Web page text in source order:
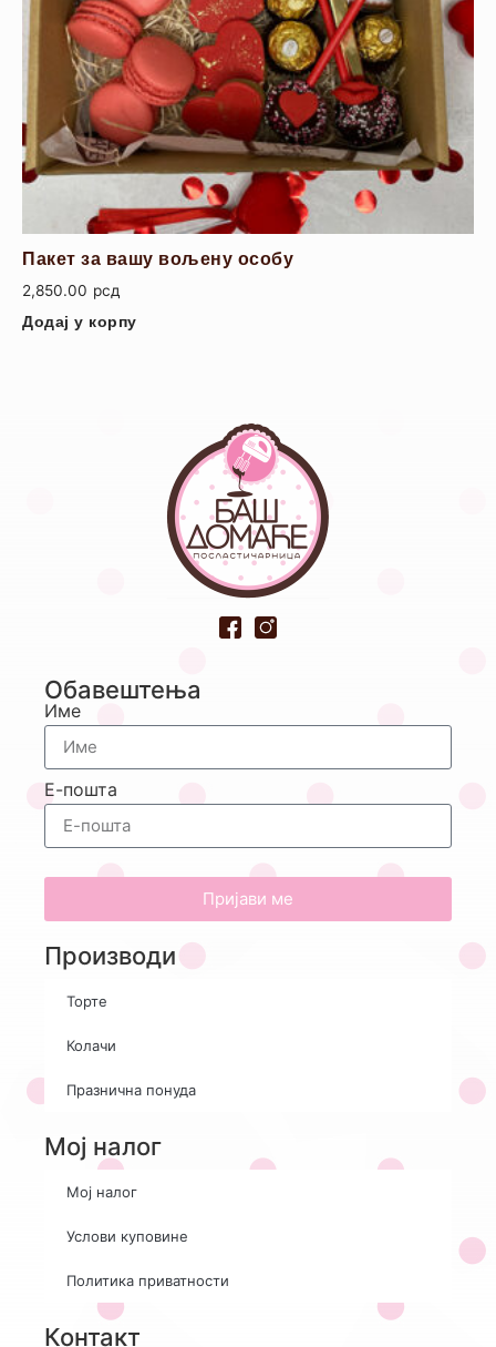
Пакет за вашу вољену особу
2,850.00 рсд
Додај у корпу
Обавештења
Име
Е-пошта
Пријави ме
Производи
Торте
Колачи
Празнична понуда
Мој налог
Мој налог
Услови куповине
Политика приватности
Контакт